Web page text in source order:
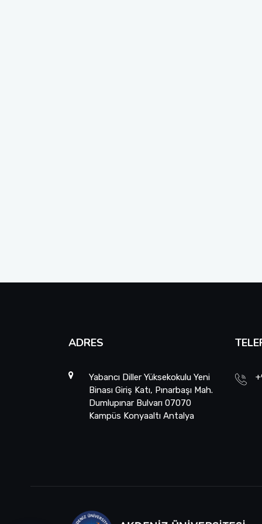
ADRES
Yabancı Diller Yüksekokulu Yeni
Binası Giriş Katı, Pınarbaşı Mah.
Dumlupınar Bulvarı 07070
Kampüs Konyaaltı Antalya